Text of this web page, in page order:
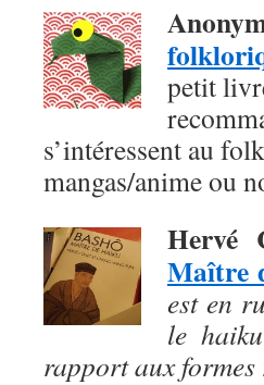
petit
s’intéressent au
mangas/anime ou
Hervé
Maître
est en
le
rapport aux